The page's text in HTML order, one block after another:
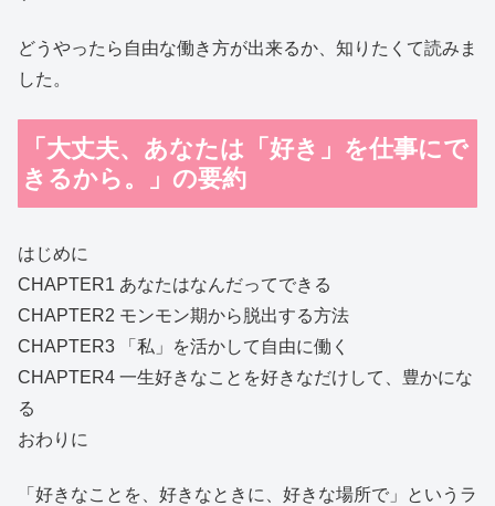
どうやったら自由な働き方が出来るか、知りたくて読みま
した。
「大丈夫、あなたは「好き」を仕事にで
きるから。」の要約
はじめに
CHAPTER1 あなたはなんだってできる
CHAPTER2 モンモン期から脱出する方法
CHAPTER3 「私」を活かして自由に働く
CHAPTER4 一生好きなことを好きなだけして、豊かにな
る
おわりに
「好きなことを、好きなときに、好きな場所で」というラ